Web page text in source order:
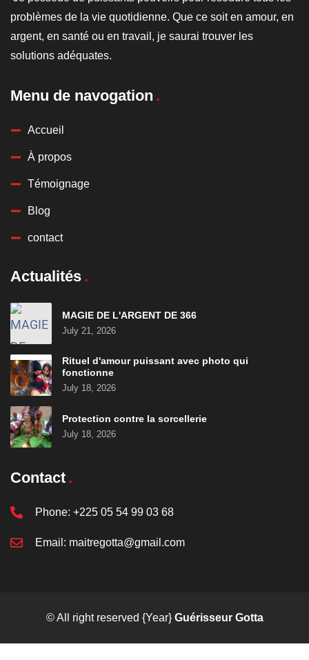
problèmes de la vie quotidienne. Que ce soit en amour, en
argent, en santé ou en travail, je saurai trouver les
solutions adéquates.
Menu de navogation
Accueil
À propos
Témoignage
Blog
contact
Actualités
MAGIE DE L'ARGENT DE 366
July 21, 2026
Rituel d'amour puissant avec photo qui
fonctionne
July 18, 2026
Protection contre la sorcellerie
July 18, 2026
Contact
Phone: +225 05 54 99 03 68
Email: maitregotta@gmail.com
© All right reserved {Year} Guérisseur Gotta